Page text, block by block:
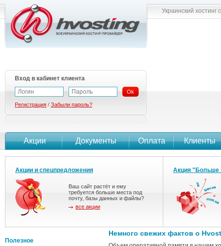
Немного свежих фактов о
Акции Документы Оплата Клиенты
Украинский
Вход в кабинет клиента
Ok
Регистрация / Забыли пароль?
Акции и спецпредложения
Ваш сайт растёт и ему
требуется больше места под
почту, базы данных и файлы?
все акции
Акция "Больше
Полезное